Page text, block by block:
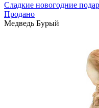
Сладкие новогодние
Продано
Медведь Бурый